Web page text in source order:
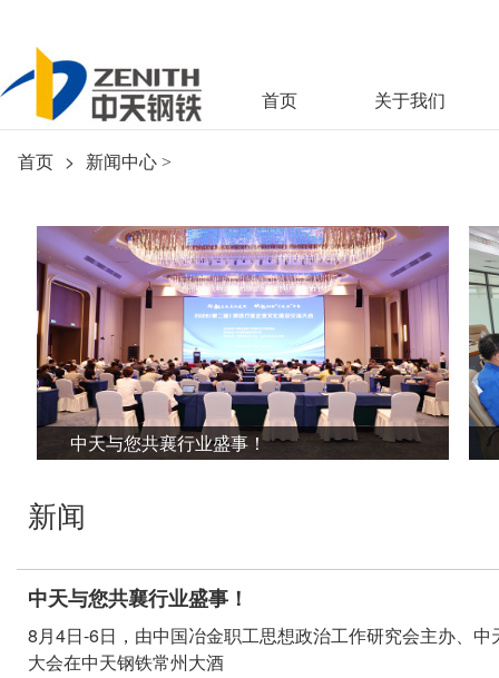
首页 关于我们
首页 > 新闻中心 >
中天与您共襄行业盛事！
新闻
中天与您共襄行业盛事！
8月4日-6日，由中国冶金职工思想政治工作研究会主办、
大会在中天钢铁常州大酒